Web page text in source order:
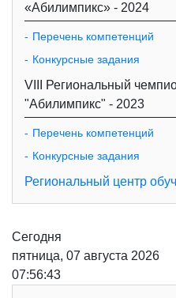
«Абилимпикс» - 2024
Перечень компетенций
Конкурсные задания
VIII Региональный
"Абилимпикс" - 2023
Перечень компетенций
Конкурсные задания
Региональный центр
Сегодня
пятница, 07 августа 2026
07:56:43